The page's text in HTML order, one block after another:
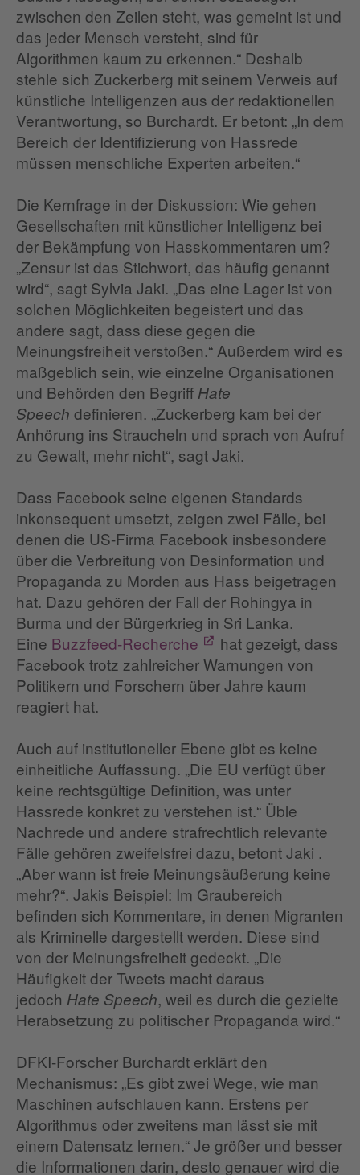
zwischen den Zeilen steht, was gemeint ist und
das jeder Mensch versteht, sind für
Algorithmen kaum zu erkennen.“ Deshalb
stehle sich Zuckerberg mit seinem Verweis auf
künstliche Intelligenzen aus der redaktionellen
Verantwortung, so Burchardt. Er betont: „In dem
Bereich der Identifizierung von Hassrede
müssen menschliche Experten arbeiten.“
Die Kernfrage in der Diskussion: Wie gehen
Gesellschaften mit künstlicher Intelligenz bei
der Bekämpfung von Hasskommentaren um?
„Zensur ist das Stichwort, das häufig genannt
wird“, sagt Sylvia Jaki. „Das eine Lager ist von
solchen Möglichkeiten begeistert und das
andere sagt, dass diese gegen die
Meinungsfreiheit verstoßen.“ Außerdem wird es
maßgeblich sein, wie einzelne Organisationen
und Behörden den Begriff Hate
Speech definieren. „Zuckerberg kam bei der
Anhörung ins Straucheln und sprach von Aufruf
zu Gewalt, mehr nicht“, sagt Jaki.
Dass Facebook seine eigenen Standards
inkonsequent umsetzt, zeigen zwei Fälle, bei
denen die US-Firma Facebook insbesondere
über die Verbreitung von Desinformation und
Propaganda zu Morden aus Hass beigetragen
hat. Dazu gehören der Fall der Rohingya in
Burma und der Bürgerkrieg in Sri Lanka.
Eine Buzzfeed-Recherche
hat gezeigt, dass
Facebook trotz zahlreicher Warnungen von
Politikern und Forschern über Jahre kaum
reagiert hat.
Auch auf institutioneller Ebene gibt es keine
einheitliche Auffassung. „Die EU verfügt über
keine rechtsgültige Definition, was unter
Hassrede konkret zu verstehen ist.“ Üble
Nachrede und andere strafrechtlich relevante
Fälle gehören zweifelsfrei dazu, betont Jaki .
„Aber wann ist freie Meinungsäußerung keine
mehr?“. Jakis Beispiel: Im Graubereich
befinden sich Kommentare, in denen Migranten
als Kriminelle dargestellt werden. Diese sind
von der Meinungsfreiheit gedeckt. „Die
Häufigkeit der Tweets macht daraus
jedoch Hate Speech, weil es durch die gezielte
Herabsetzung zu politischer Propaganda wird.“
DFKI-Forscher Burchardt erklärt den
Mechanismus: „Es gibt zwei Wege, wie man
Maschinen aufschlauen kann. Erstens per
Algorithmus oder zweitens man lässt sie mit
einem Datensatz lernen.“ Je größer und besser
die Informationen darin, desto genauer wird die